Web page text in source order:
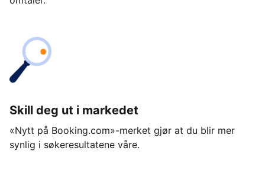
Skill deg ut i markedet
«Nytt på Booking.com»-merket gjør at du blir mer
synlig i søkeresultatene våre.